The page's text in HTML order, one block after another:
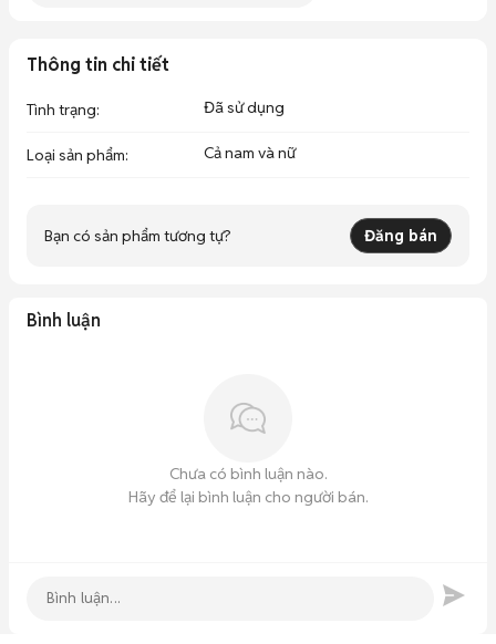
Thông tin chi tiết
Tình trạng: Đã sử dụng
Loại sản phẩm: Cả nam và nữ
Bạn có sản phẩm tương tự? Đăng bán
Bình luận
Chưa có bình luận nào.
Hãy để lại bình luận cho người bán.